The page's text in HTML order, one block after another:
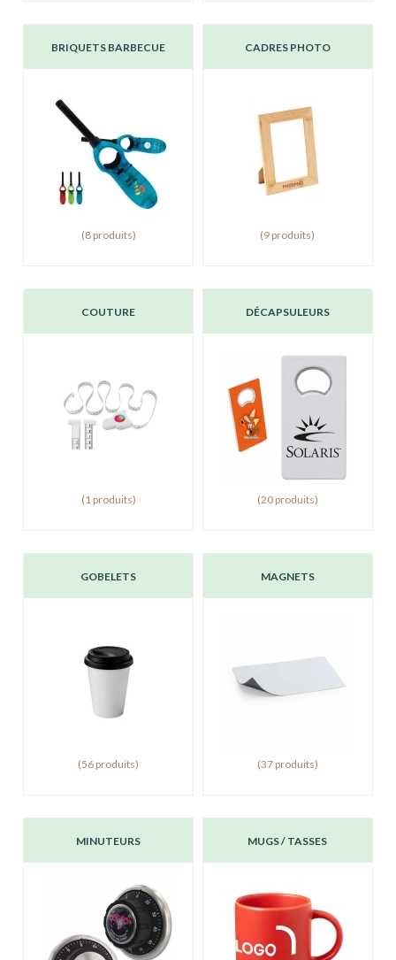
BRIQUETS BARBECUE
(8 produits)
CADRES PHOTO
(9 produits)
COUTURE
(1 produits)
DÉCAPSULEURS
(20 produits)
GOBELETS
(56 produits)
MAGNETS
(37 produits)
MINUTEURS MUGS / TASSES